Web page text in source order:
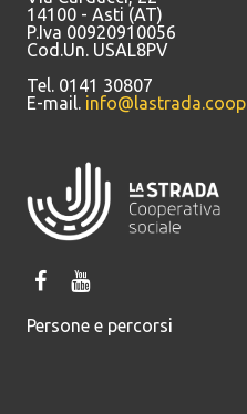
14100 - Asti (AT)
P.Iva 00920910056
Cod.Un. USAL8PV
Tel. 0141 30807
E-mail. info@lastrada.coop
Persone e percorsi